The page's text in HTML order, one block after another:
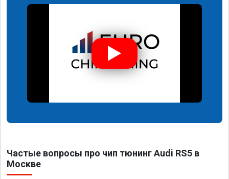
Частые вопросы про чип тюнинг Audi RS5 в
Москве